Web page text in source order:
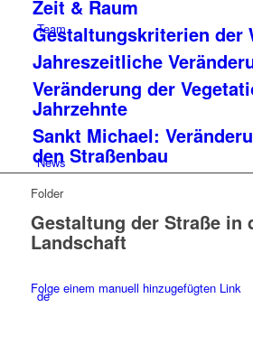
Team
News
de
Zeit & Raum
Gestaltungskriterien der
Jahreszeitliche
Veränderung der
Jahrzehnte
Sankt Michael:
den Straßenbau
Folder
Gestaltung der Straße in
Landschaft
Folge einem manuell hinzugefügten Link